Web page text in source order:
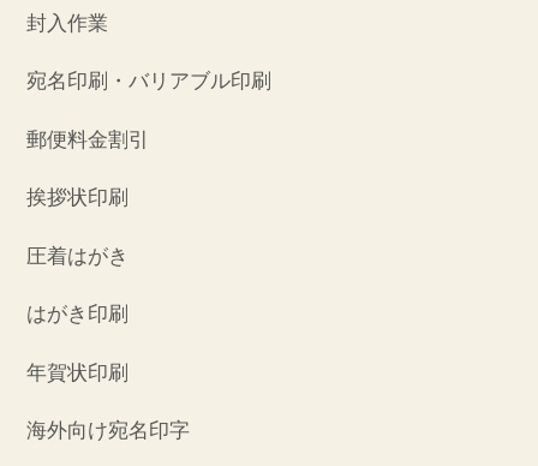
封入作業
宛名印刷・バリアブル印刷
郵便料金割引
挨拶状印刷
圧着はがき
はがき印刷
年賀状印刷
海外向け宛名印字